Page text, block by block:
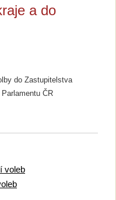
a do
do Zastupitelstva
ČR
voleb